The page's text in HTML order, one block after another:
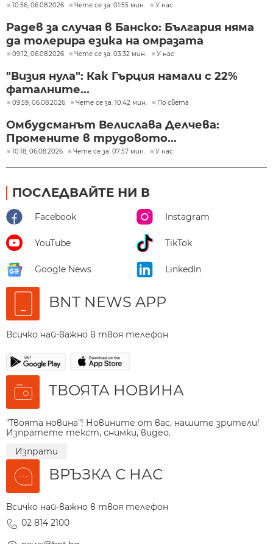
10:56, 06.08.2026 Чете се за: 01:55 мин. У нас
Радев за случая в Банско: България няма
да толерира езика на омразата
09:12, 06.08.2026 Чете се за: 03:32 мин. У нас
"Визия нула": Как Гърция намали с 22%
фаталните...
09:59, 06.08.2026 Чете се за: 10:42 мин. По света
Омбудсманът Велислава Делчева:
Промените в трудовото...
10:18, 06.08.2026 Чете се за: 07:57 мин. У нас
ПОСЛЕДВАЙТЕ НИ В
Facebook Instagram
YouTube TikTok
Google News LinkedIn
BNT NEWS APP
Всичко най-важно в твоя телефон
ТВОЯТА НОВИНА
"Твоята новина"! Новините от вас, нашите зрители!
Изпратете текст, снимки, видео.
Изпрати
ВРЪЗКА С НАС
Всичко най-важно в твоя телефон
02 814 2100